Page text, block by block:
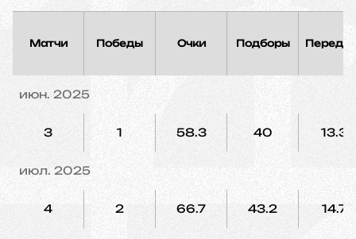
Матчи Победы Очки Подборы
июн. 2025
3 1 58.3 40 13.3
июл. 2025
4 2 66.7 43.2 14.7